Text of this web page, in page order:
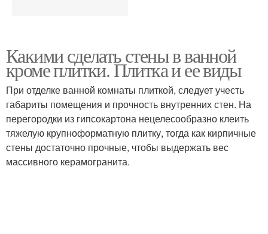
Какими сделать стены в ванной
кроме плитки. Плитка и ее виды
При отделке ванной комнаты плиткой, следует учесть
габариты помещения и прочность внутренних стен. На
перегородки из гипсокартона нецелесообразно клеить
тяжелую крупноформатную плитку, тогда как кирпичные
стены достаточно прочные, чтобы выдержать вес
массивного керамогранита.